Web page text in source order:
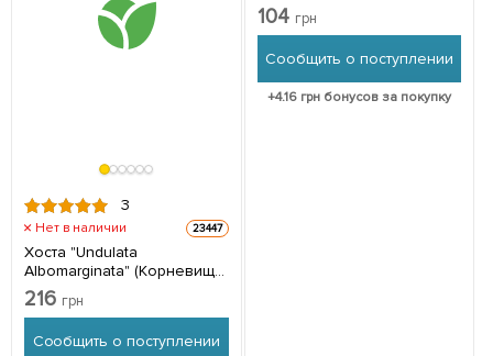
3
Нет в наличии 23447
Хоста "Undulata
Albomarginata" (Корневище)
1 шт в упаковке
216 грн
Сообщить о поступлении
104 грн
Сообщить о поступлении
+4.16 грн бонусов за покупку